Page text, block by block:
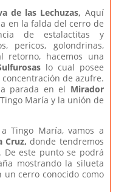
de las Lechuzas, Aquí
en la falda del cerro de
de estalactitas y
pericos, golondrinas,
retorno, hacemos una
lo cual posee
de azufre.
parada en el Mirador
María y la unión de
Tingo María, vamos a
Cruz,donde tendremos
De este punto se podrá
mostrando la silueta
cerro conocido como